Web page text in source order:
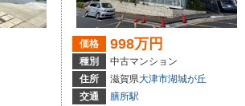
価格 998万円
種別
中古マンション
住所
滋賀県大津市湖城が丘
交通
膳所駅